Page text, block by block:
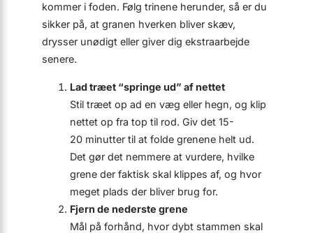
kommer i foden. Følg trinene herunder, så er du
sikker på, at granen hverken bliver skæv,
drysser unødigt eller giver dig ekstraarbejde
senere.
Lad træet “springe ud” af nettet
Stil træet op ad en væg eller hegn, og klip
nettet op fra top til rod. Giv det 15-
20 minutter til at folde grenene helt ud.
Det gør det nemmere at vurdere, hvilke
grene der faktisk skal klippes af, og hvor
meget plads der bliver brug for.
Fjern de nederste grene
Mål på forhånd, hvor dybt stammen skal